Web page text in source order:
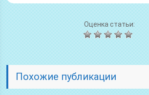
Оценка статьи:
Похожие публикации